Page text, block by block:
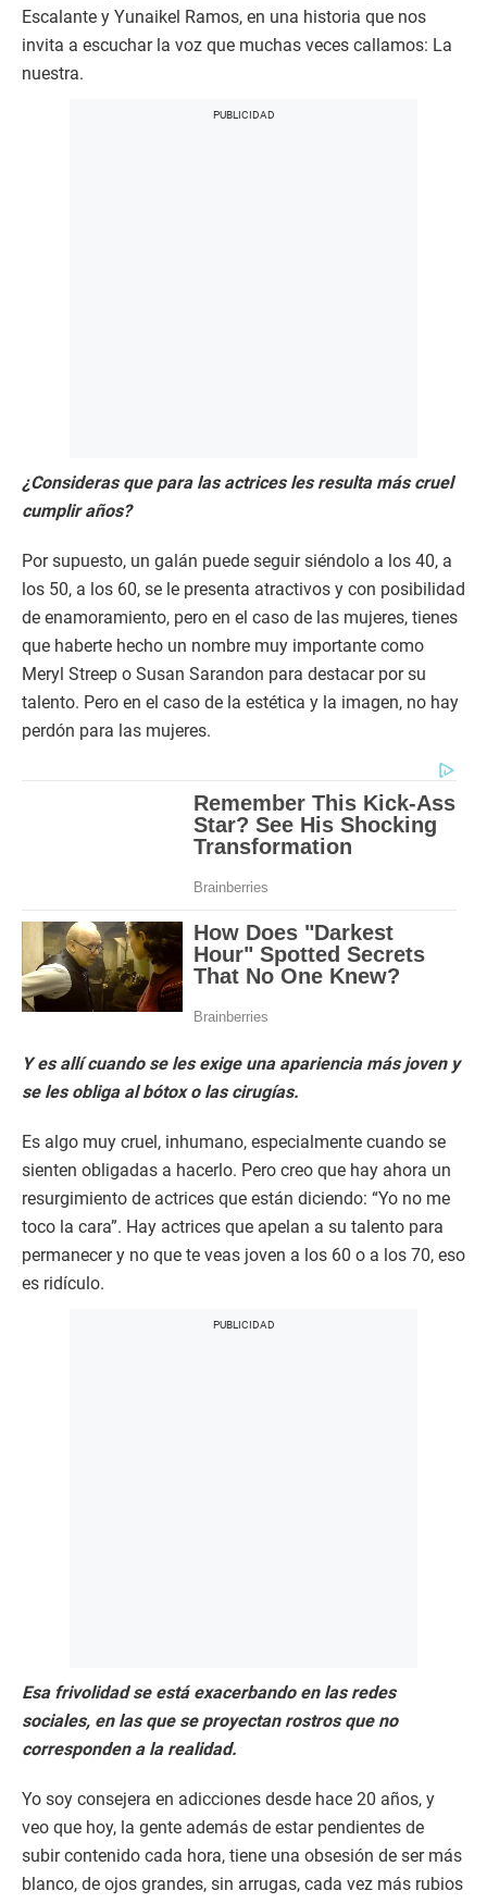
Escalante y Yunaikel Ramos, en una historia que nos
invita a escuchar la voz que muchas veces callamos: La
nuestra.
¿Consideras que para las actrices les resulta más cruel
cumplir años?
Por supuesto, un galán puede seguir siéndolo a los 40, a
los 50, a los 60, se le presenta atractivos y con posibilidad
de enamoramiento, pero en el caso de las mujeres, tienes
que haberte hecho un nombre muy importante como
Meryl Streep o Susan Sarandon para destacar por su
talento. Pero en el caso de la estética y la imagen, no hay
perdón para las mujeres.
Y es allí cuando se les exige una apariencia más joven y
se les obliga al bótox o las cirugías.
Es algo muy cruel, inhumano, especialmente cuando se
sienten obligadas a hacerlo. Pero creo que hay ahora un
resurgimiento de actrices que están diciendo: “Yo no me
toco la cara”. Hay actrices que apelan a su talento para
permanecer y no que te veas joven a los 60 o a los 70, eso
es ridículo.
Esa frivolidad se está exacerbando en las redes
sociales, en las que se proyectan rostros que no
corresponden a la realidad.
Yo soy consejera en adicciones desde hace 20 años, y
veo que hoy, la gente además de estar pendientes de
subir contenido cada hora, tiene una obsesión de ser más
blanco, de ojos grandes, sin arrugas, cada vez más rubios